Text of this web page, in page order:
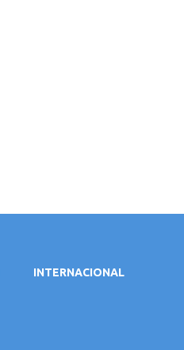
INTERNACIONAL